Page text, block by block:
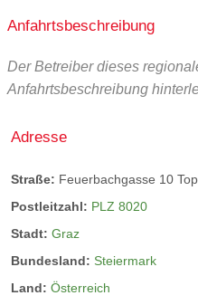
Anfahrtsbeschreibung
Der Betreiber dieses
Anfahrtsbeschreibung
Adresse
Straße: Feuerbachgasse 10
Postleitzahl: PLZ 8020
Stadt: Graz
Bundesland: Steiermark
Land: Österreich